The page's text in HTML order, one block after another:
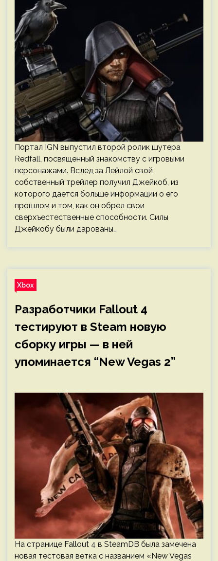
Портал IGN выпустил второй ролик шутера
Redfall, посвященный знакомству с игровыми
персонажами. Вслед за Лейлой свой
собственный трейлер получил Джейкоб, из
которого дается больше информации о его
прошлом и том, как он обрел свои
сверхъестественные способности. Силы
Джейкобу были дарованы…
Xbox
Разработчики Fallout 4
тестируют в Steam новую
сборку игры — в ней
упоминается “New Vegas 2”
На странице Fallout 4 в SteamDB была замечена
новая тестовая ветка с названием «New Vegas